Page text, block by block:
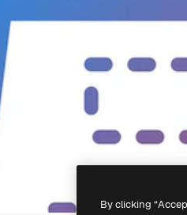
By clicking